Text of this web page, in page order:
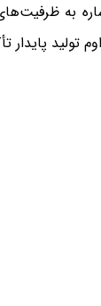
به
تولید پایدار